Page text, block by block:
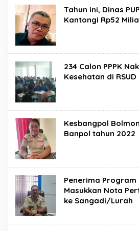
Tahun ini, Dinas
Kantongi Rp52
234 Calon PPPK
Kesehatan di
Kesbangpol
Banpol tahun 2022
Penerima Program
Masukkan Nota
ke Sangadi/Lurah